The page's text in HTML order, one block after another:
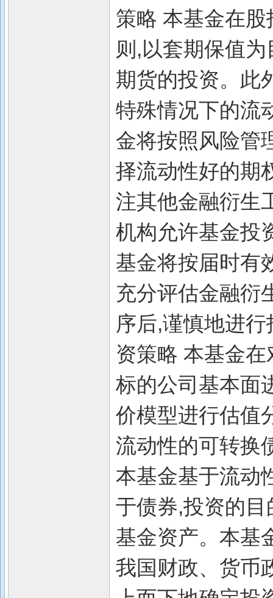
策略 本基金在
则,以套期保值
期货的投资。此
特殊情况下的流
金将按照风险管
择流动性好的期
注其他金融衍生
机构允许基金投
基金将按届时有
充分评估金融衍
序后,谨慎地进
资策略 本基金
标的公司基本面
价模型进行估值
流动性的可转换
本基金基于流动
于债券,投资的
基金资产。本基
我国财政、货币